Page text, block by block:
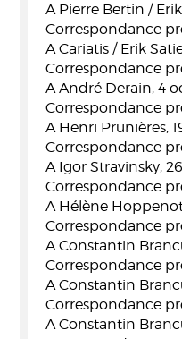
A Pierre Bertin /
Correspondance
A Cariatis / Erik
Correspondance
A André Derain, 4
Correspondance
A Henri Prunières,
Correspondance
A Igor Stravinsky,
Correspondance
A Hélène
Correspondance
A Constantin
Correspondance
A Constantin
Correspondance
A Constantin